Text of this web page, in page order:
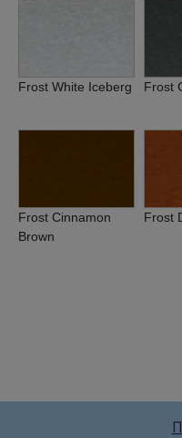
Frost White Iceberg Frost
Frost Cinnamon
Brown
Frost